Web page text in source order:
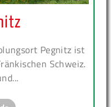
Pegnitz ist
Schweiz.